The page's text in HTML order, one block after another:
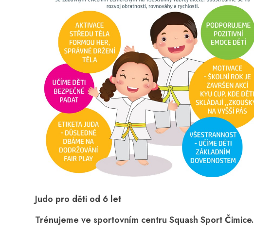
Judo pro děti od 6 let
Trénujeme ve sportovním centru Squash Sport Čimice.